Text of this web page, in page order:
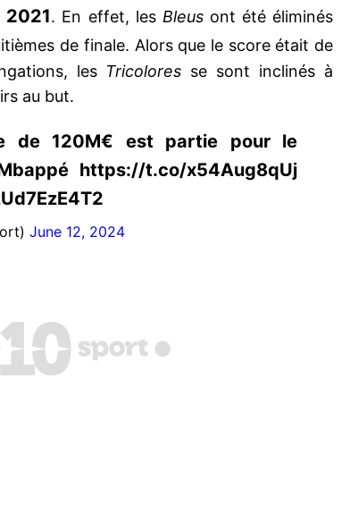
2021. En effet, les Bleus ont été éliminés
de finale. Alors que le score était de
les Tricolores se sont inclinés à
au but.
de 120M€ est partie pour le
https://t.co/x54Aug8qUj
June 12, 2024